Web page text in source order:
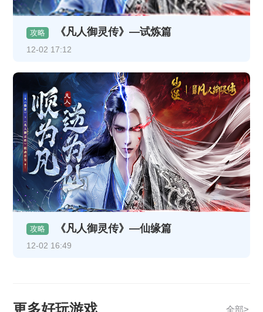
攻略 《凡人御灵传》—试炼篇
12-02 17:12
攻略 《凡人御灵传》—仙缘篇
12-02 16:49
全部>